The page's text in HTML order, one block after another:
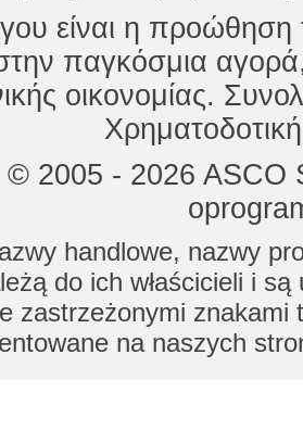
είναι η
παγκόσμια
οικονομίας.
© 2005 - 2026
handlowe, nazwy
do ich właścicieli i
zastrzeżonymi znakami
na naszych